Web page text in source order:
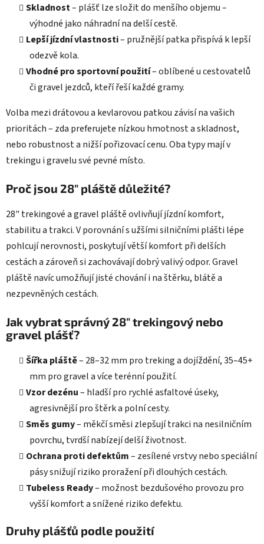
Skladnost– plášť lze složit do menšího objemu –
výhodné jako náhradní na delší cestě.
Lepší jízdní vlastnosti– pružnější patka přispívá k lepší
odezvě kola.
Vhodné pro sportovní použití– oblíbené u cestovatelů
či gravel jezdců, kteří řeší každé gramy.
Volba mezi drátovou a kevlarovou patkou závisí na vašich
prioritách – zda preferujete nízkou hmotnost a skladnost,
nebo robustnost a nižší pořizovací cenu. Oba typy mají v
trekingu i gravelu své pevné místo.
Proč jsou 28" pláště důležité?
28" trekingové a gravel pláště ovlivňují jízdní komfort,
stabilitu a trakci. V porovnání s užšími silničními plášti lépe
pohlcují nerovnosti, poskytují větší komfort při delších
cestách a zároveň si zachovávají dobrý valivý odpor. Gravel
pláště navíc umožňují jisté chování i na štěrku, blátě a
nezpevněných cestách.
Jak vybrat správný 28" trekingový nebo
gravel plášť?
Šířka pláště– 28–32 mm pro treking a dojíždění, 35–45+
mm pro gravel a více terénní použití.
Vzor dezénu– hladší pro rychlé asfaltové úseky,
agresivnější pro štěrk a polní cesty.
Směs gumy– měkčí směsi zlepšují trakci na nesilničním
povrchu, tvrdší nabízejí delší životnost.
Ochrana proti defektům– zesílené vrstvy nebo speciální
pásy snižují riziko proražení při dlouhých cestách.
Tubeless Ready– možnost bezdušového provozu pro
vyšší komfort a snížené riziko defektu.
Druhy plášťů podle použití